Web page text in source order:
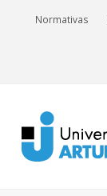
Normativas